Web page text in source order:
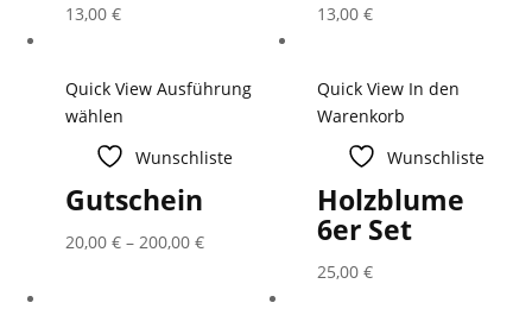
13,00 € 13,00€
Quick View Ausführung
wählen
Wunschliste
Gutschein
20,00 € – 200,00 €
Quick View In den
Warenkorb
Wunschliste
Holzblume
6er Set
25,00€